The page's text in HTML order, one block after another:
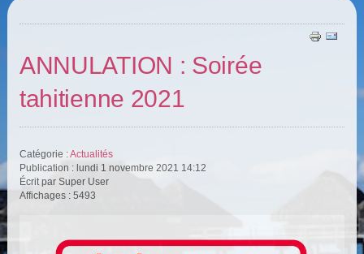
ANNULATION : Soirée
tahitienne 2021
Catégorie :Actualités
Publication : lundi 1 novembre 2021 14:12
Écrit par Super User
Affichages : 5493